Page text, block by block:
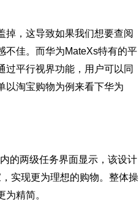
掉，这导致如果我们想要查阅
不佳。而华为MateXs特有的平
过平行视界功能，用户可以同
以淘宝购物为例来看下华为
的两级任务界面显示，该设计
实现更为理想的购物。整体操
精简。